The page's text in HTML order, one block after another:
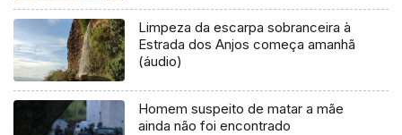
Limpeza da escarpa sobranceira à
Estrada dos Anjos começa amanhã
(áudio)
Homem suspeito de matar a mãe
ainda não foi encontrado